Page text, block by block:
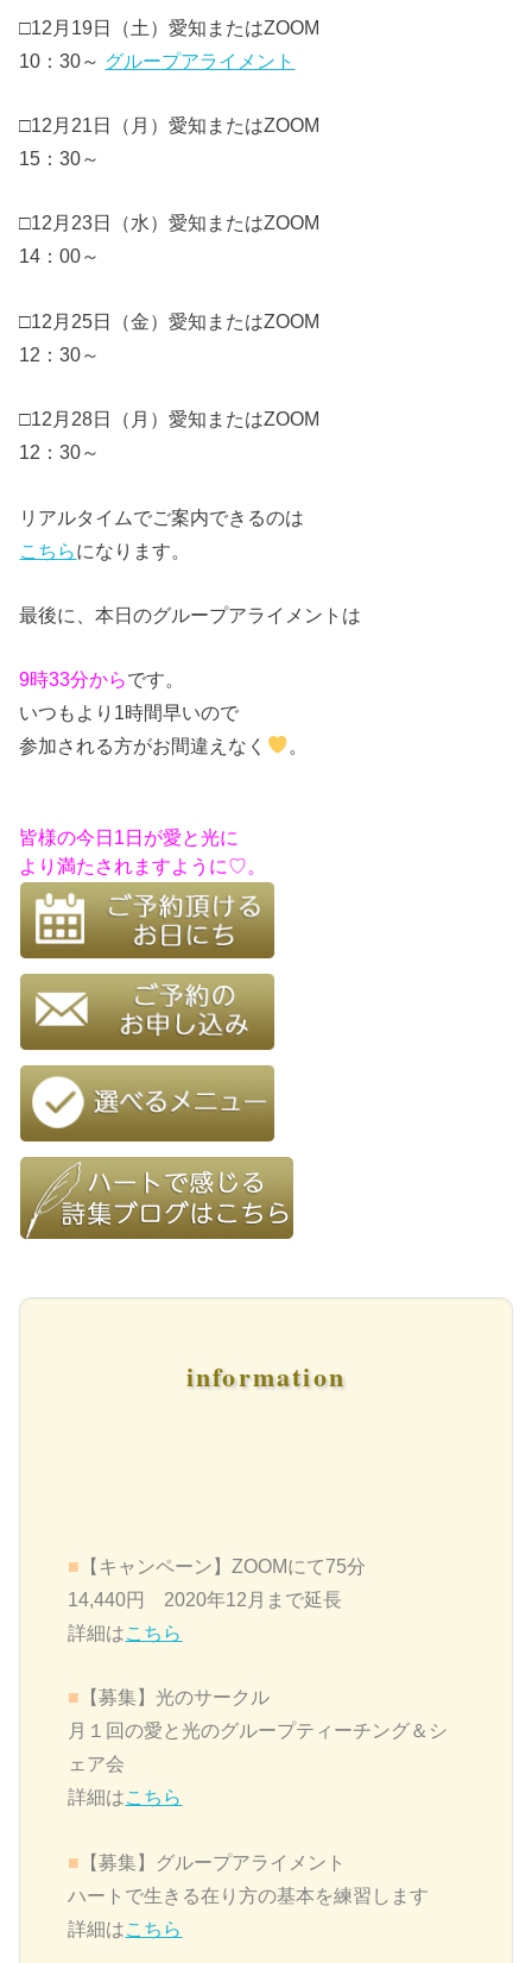
□12月19日（土）愛知またはZOOM
10：30～ グループアライメント
□12月21日（月）愛知またはZOOM
15：30～
□12月23日（水）愛知またはZOOM
14：00～
□12月25日（金）愛知またはZOOM
12：30～
□12月28日（月）愛知またはZOOM
12：30～
リアルタイムでご案内できるのは
こちらになります。
最後に、本日のグループアライメントは
9時33分からです。
いつもより1時間早いので
参加される方がお間違えなく
。
皆様の今日1日が愛と光に
より満たされますように♡。
information
■ 【キャンペーン】ZOOMにて75分
14,440円 2020年12月まで延長
詳細はこちら
■ 【募集】光のサークル
月１回の愛と光のグループティーチング＆シ
ェア会
詳細はこちら
■ 【募集】グループアライメント
ハートで生きる在り方の基本を練習します
詳細はこちら